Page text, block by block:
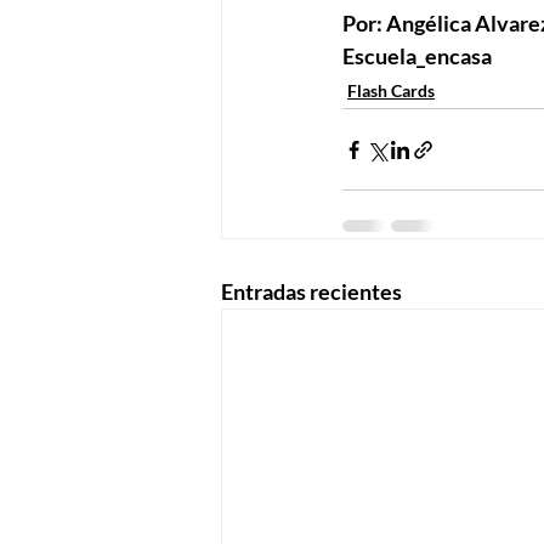
Por: Angélica
Escuela_encasa
Flash Cards
Entradas recientes